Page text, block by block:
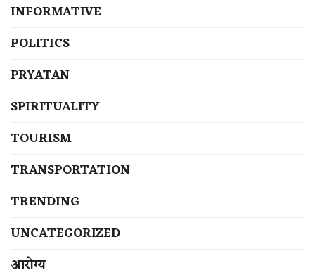
INFORMATIVE
POLITICS
PRYATAN
SPIRITUALITY
TOURISM
TRANSPORTATION
TRENDING
UNCATEGORIZED
आरोग्य